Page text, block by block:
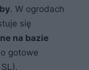
. W ogrodach
się
na bazie
gotowe